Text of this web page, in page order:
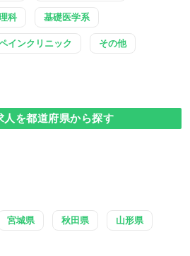
科 基礎医学系
インクリニック その他
人を都道府県から探す
宮城県 秋田県 山形県